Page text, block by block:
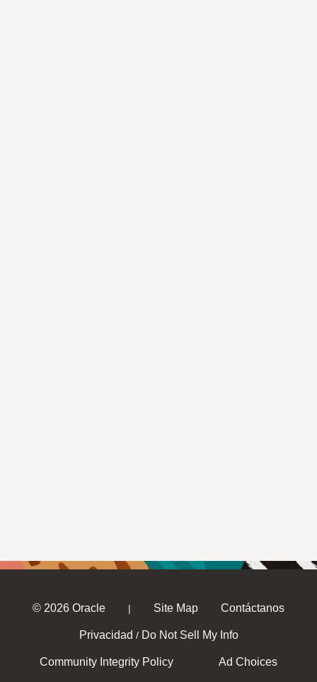
© 2026 Oracle | Site Map Contáctanos
Privacidad / Do Not Sell My Info
Community Integrity Policy Ad Choices